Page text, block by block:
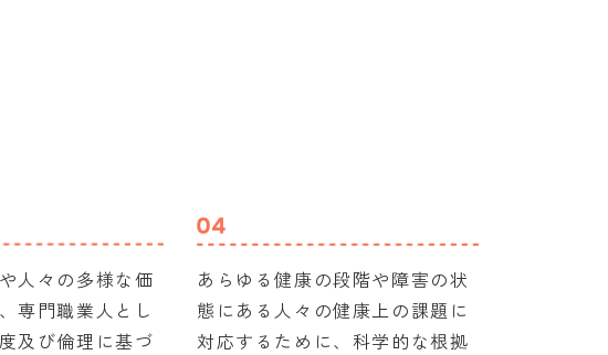
人々の多様な価
専門職業人とし
及び倫理に基づ
あらゆる健康の段階や障害の状
態にある人々の健康上の課題に
対応するために、科学的な根拠